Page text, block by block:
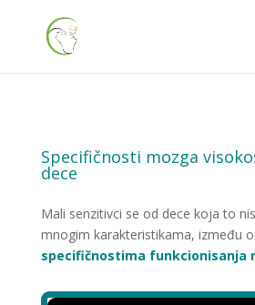
Specifičnosti mozga
dece
Mali senzitivci se od dece koja to
mnogim karakteristikama, između
specifičnostima funkcionisanja